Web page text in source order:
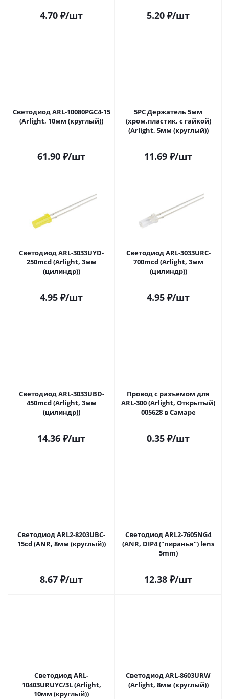
4.70 ₽/шт 5.20 ₽/шт
Светодиод ARL-10080PGC4-15
(Arlight, 10мм (круглый))
61.90 ₽/шт
5PC Держатель 5мм
(хром.пластик, с гайкой)
(Arlight, 5мм (круглый))
11.69 ₽/шт
Светодиод ARL-3033UYD-
250mcd (Arlight, 3мм
(цилиндр))
4.95 ₽/шт
Светодиод ARL-3033URC-
700mcd (Arlight, 3мм
(цилиндр))
4.95 ₽/шт
Светодиод ARL-3033UBD-
450mcd (Arlight, 3мм
(цилиндр))
14.36 ₽/шт
Провод с разъемом для
ARL-300 (Arlight, Открытый)
005628 в Самаре
0.35 ₽/шт
Светодиод ARL2-8203UBC-
15cd (ANR, 8мм (круглый))
8.67 ₽/шт
Светодиод ARL2-7605NG4
(ANR, DIP4 ("пиранья") lens
5mm)
12.38 ₽/шт
Светодиод ARL-
10403URUYC/3L (Arlight,
10мм (круглый))
Светодиод ARL-8603URW
(Arlight, 8мм (круглый))